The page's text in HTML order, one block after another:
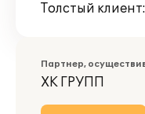
Толстый
Партнер,
ХК ГРУПП